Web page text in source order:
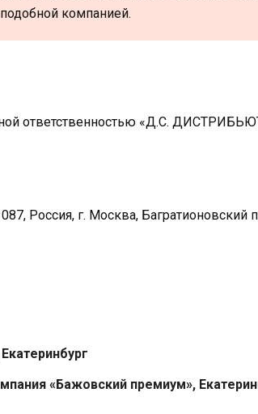
компанией.
ответственностью «Д.С.
Россия, г. Москва, Багратионовский
«Бажовский премиум»,